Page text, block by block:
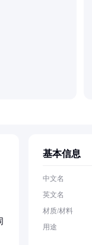
基本信息
中文名
英文名
材质/材料
用途